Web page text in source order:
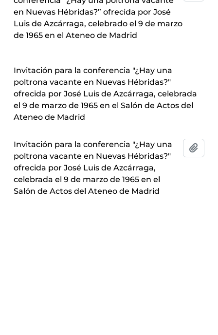
en Nuevas Hébridas?” ofrecida por José
Luis de Azcárraga, celebrado el 9 de marzo
de 1965 en el Ateneo de Madrid
Invitación para la conferencia "¿Hay una
poltrona vacante en Nuevas Hébridas?"
ofrecida por José Luis de Azcárraga, celebrada
el 9 de marzo de 1965 en el Salón de Actos del
Ateneo de Madrid
Invitación para la conferencia "¿Hay una
poltrona vacante en Nuevas Hébridas?"
ofrecida por José Luis de Azcárraga,
celebrada el 9 de marzo de 1965 en el
Salón de Actos del Ateneo de Madrid